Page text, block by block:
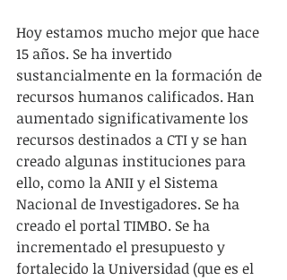
Hoy estamos mucho mejor que hace
15 años. Se ha invertido
sustancialmente en la formación de
recursos humanos calificados. Han
aumentado significativamente los
recursos destinados a CTI y se han
creado algunas instituciones para
ello, como la ANII y el Sistema
Nacional de Investigadores. Se ha
creado el portal TIMBO. Se ha
incrementado el presupuesto y
fortalecido la Universidad (que es el